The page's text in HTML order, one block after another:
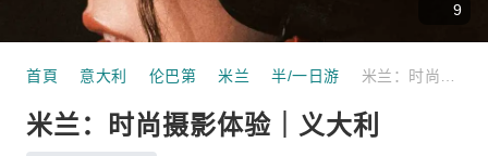
9
首頁 意大利 伦巴第 米兰 半/一日游
米兰：时尚摄影体验｜义大利